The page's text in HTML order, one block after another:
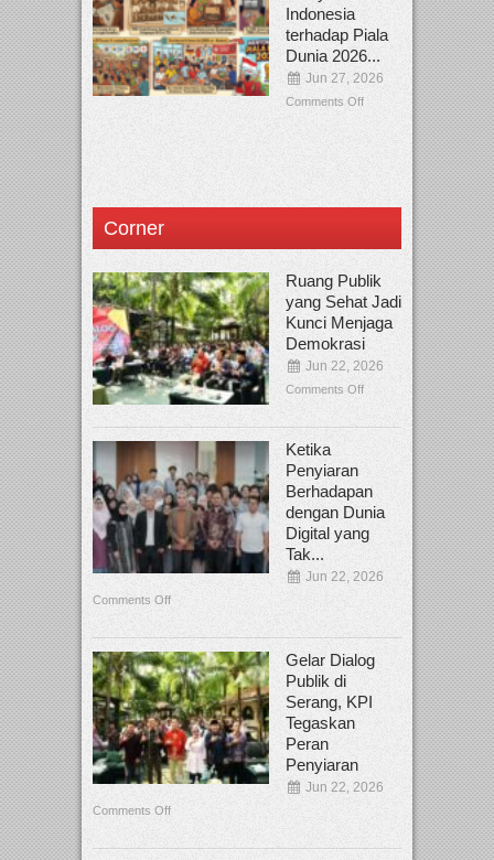
Indonesia
terhadap Piala
Dunia 2026...
Jun 27, 2026
Comments Off
Corner
Ruang Publik
yang Sehat Jadi
Kunci Menjaga
Demokrasi
Jun 22, 2026
Comments Off
Ketika
Penyiaran
Berhadapan
dengan Dunia
Digital yang
Tak...
Jun 22, 2026
Comments Off
Gelar Dialog
Publik di
Serang, KPI
Tegaskan
Peran
Penyiaran
Jun 22, 2026
Comments Off